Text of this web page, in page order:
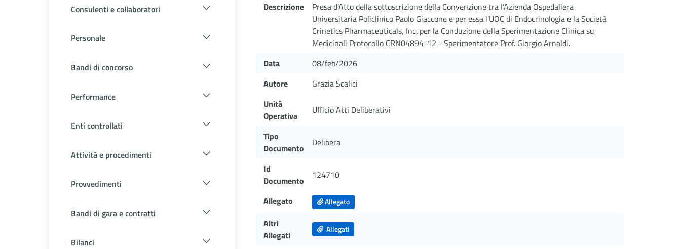
Consulenti e collaboratori
Personale
Bandi di concorso
Performance
Enti controllati
Attività e procedimenti
Provvedimenti
Bandi di gara e contratti
Bilanci
Descrizione
Presa d'Atto della sottoscrizione della Convenzione tra l'Azienda Ospedaliera
Universitaria Policlinico Paolo Giaccone e per essa l'UOC di Endocrinologia e la Società
Crinetics Pharmaceuticals, Inc. per la Conduzione della Sperimentazione Clinica su
Medicinali Protocollo CRN04894-12 - Sperimentatore Prof. Giorgio Arnaldi.
Data
08/feb/2026
Autore
Grazia Scalici
Unità
Operativa
Ufficio Atti Deliberativi
Tipo
Documento
Delibera
Id
Documento
124710
Allegato Allegato
Altri
Allegati
Allegati